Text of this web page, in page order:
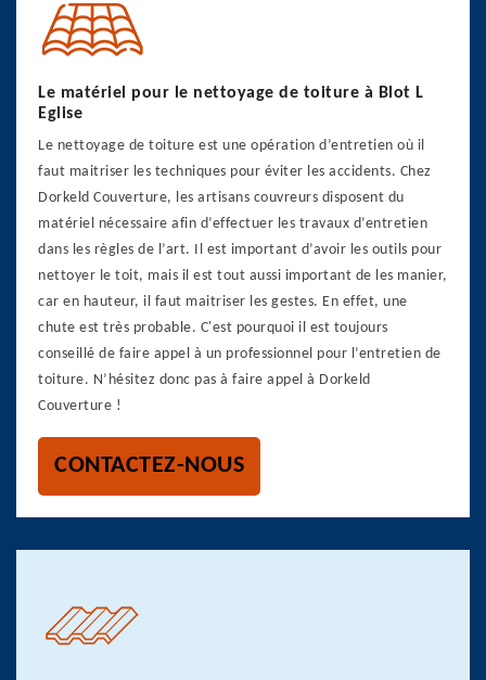
Le matériel pour le nettoyage de toiture à Blot L
Eglise
Le nettoyage de toiture est une opération d’entretien où il
faut maitriser les techniques pour éviter les accidents. Chez
Dorkeld Couverture, les artisans couvreurs disposent du
matériel nécessaire afin d’effectuer les travaux d’entretien
dans les règles de l’art. Il est important d’avoir les outils pour
nettoyer le toit, mais il est tout aussi important de les manier,
car en hauteur, il faut maitriser les gestes. En effet, une
chute est très probable. C'est pourquoi il est toujours
conseillé de faire appel à un professionnel pour l’entretien de
toiture. N’hésitez donc pas à faire appel à Dorkeld
Couverture !
CONTACTEZ-NOUS